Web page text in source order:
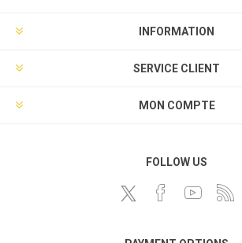
INFORMATION
SERVICE CLIENT
MON COMPTE
FOLLOW US